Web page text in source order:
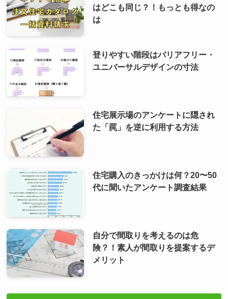
はどこも同じ？！もっとも得なの
は
登りやすい階段はバリアフリー・
ユニバーサルデザインの寸法
住宅展示場のアンケートに隠され
た「罠」を逆に利用する方法
住宅購入のきっかけは何？20〜50
代に聞いたアンケート調査結果
自分で間取りを考えるのは危
険？！素人が間取りを提案するデ
メリット